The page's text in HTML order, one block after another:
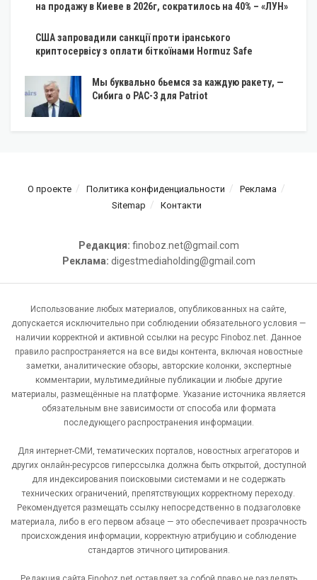
на продажу в Киеве в 2026г, сократилось на 40% – «ЛУН»
США запровадили санкції проти іранського
криптосервісу з оплати біткоїнами Hormuz Safe
Мы буквально бьемся за каждую ракету, —
Сибига о PAC-3 для Patriot
О проекте Политика конфиденциальности
Реклама
Sitemap
Контакти
Редакция: finoboz.net@gmail.com
Реклама: digestmediaholding@gmail.com
Использование любых материалов, опубликованных на сайте,
допускается исключительно при соблюдении обязательного условия —
наличии корректной и активной ссылки на ресурс Finoboz.net. Данное
правило распространяется на все виды контента, включая новостные
заметки, аналитические обзоры, авторские колонки, экспертные
комментарии, мультимедийные публикации и любые другие
материалы, размещённые на платформе. Указание источника является
обязательным вне зависимости от способа или формата
последующего распространения информации.
Для интернет-СМИ, тематических порталов, новостных агрегаторов и
других онлайн-ресурсов гиперссылка должна быть открытой, доступной
для индексирования поисковыми системами и не содержать
технических ограничений, препятствующих корректному переходу.
Рекомендуется размещать ссылку непосредственно в подзаголовке
материала, либо в его первом абзаце — это обеспечивает прозрачность
происхождения информации, корректную атрибуцию и соблюдение
стандартов этичного цитирования.